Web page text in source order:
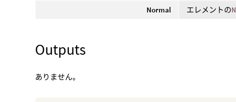
Normal
エレメントのN
Outputs
ありません。